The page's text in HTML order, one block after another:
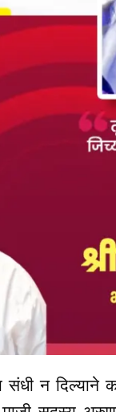
संधी न